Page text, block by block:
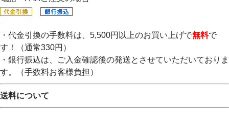
・代金引換の手数料は、5,500円以上のお買い上げで無料で
す！（通常330円）
・銀行振込は、ご入金確認後の発送とさせていただいておりま
す。（手数料お客様負担）
送料について